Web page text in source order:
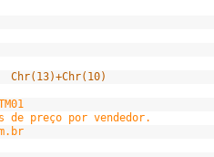
#Define STR_PULA		Chr(13)+Chr(10)
de preço por vendedor.